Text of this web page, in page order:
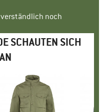
noch
SCHAUTEN SICH